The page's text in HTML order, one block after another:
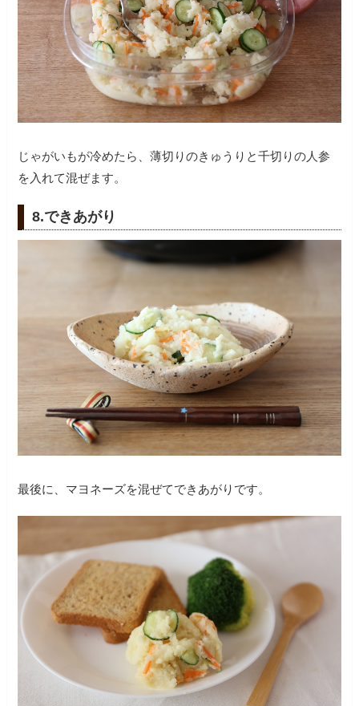
じゃがいもが冷めたら、薄切りのきゅうりと千切りの人参
を入れて混ぜます。
8.できあがり
最後に、マヨネーズを混ぜてできあがりです。